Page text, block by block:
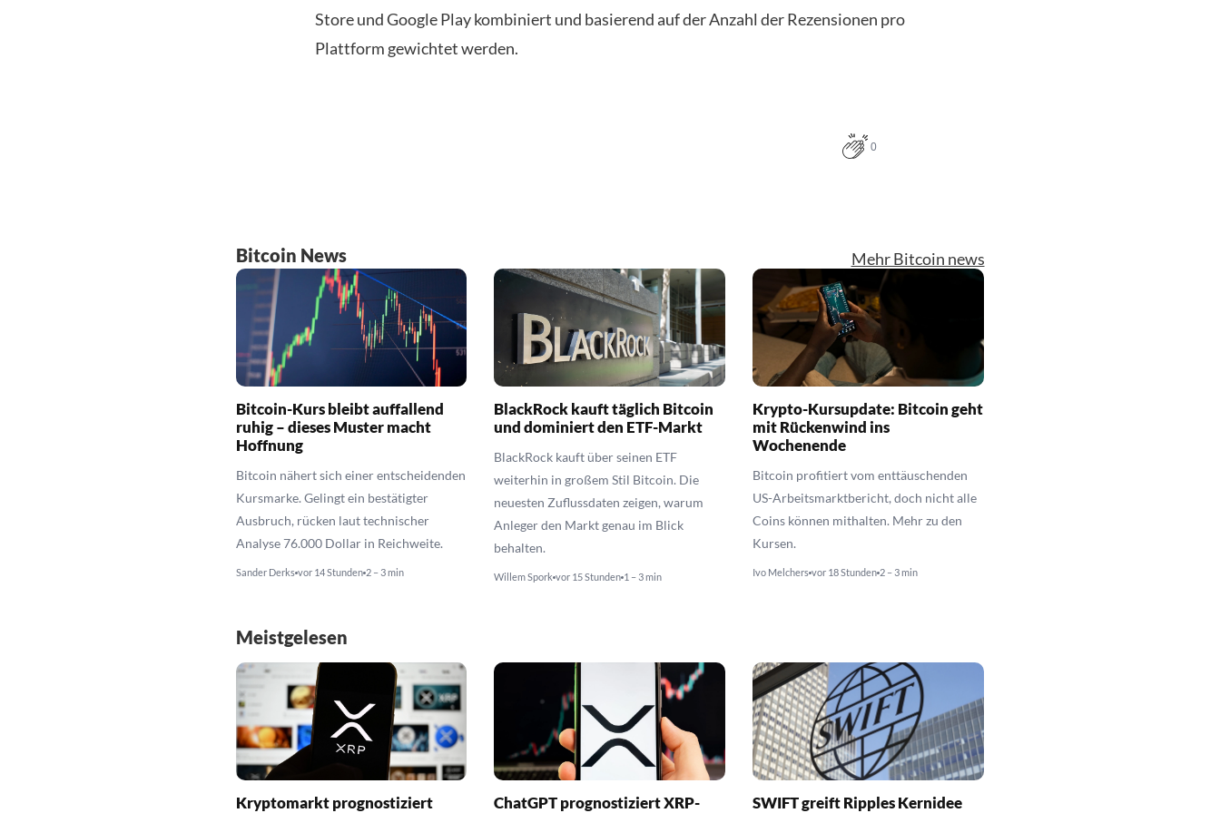
Store und Google Play kombiniert und basierend auf der Anzahl der Rezensionen pro
Plattform gewichtet werden.
0
Bitcoin News Mehr Bitcoin news
Bitcoin-Kurs bleibt auffallend
ruhig – dieses Muster macht
Hoffnung
Bitcoin nähert sich einer entscheidenden
Kursmarke. Gelingt ein bestätigter
Ausbruch, rücken laut technischer
Analyse 76.000 Dollar in Reichweite.
Sander Derks vor 14 Stunden 2 – 3 min
BlackRock kauft täglich Bitcoin
und dominiert den ETF-Markt
BlackRock kauft über seinen ETF
weiterhin in großem Stil Bitcoin. Die
neuesten Zuflussdaten zeigen, warum
Anleger den Markt genau im Blick
behalten.
Willem Spork vor 15 Stunden 1 – 3 min
Krypto-Kursupdate: Bitcoin geht
mit Rückenwind ins
Wochenende
Bitcoin profitiert vom enttäuschenden
US-Arbeitsmarktbericht, doch nicht alle
Coins können mithalten. Mehr zu den
Kursen.
Ivo Melchers vor 18 Stunden 2 – 3 min
Meistgelesen
Kryptomarkt prognostiziert
ChatGPT prognostiziert XRP-
SWIFT greift Ripples Kernidee